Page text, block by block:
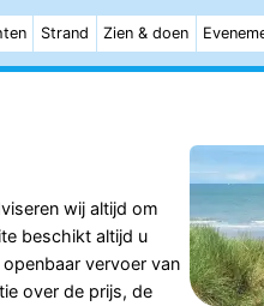
Strand Zien & doen
wij altijd om
beschikt altijd u
vervoer van
over de prijs, de